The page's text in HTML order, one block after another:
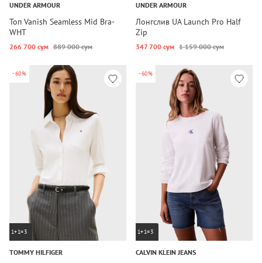
UNDER ARMOUR
Топ Vanish Seamless Mid Bra-
WHT
266 700 сум 889 000 сум
UNDER ARMOUR
Лонгслив UA Launch Pro Half
Zip
347 700 сум 1 159 000 сум
-60%
1+1=3
TOMMY HILFIGER
-60%
1+1=3
CALVIN KLEIN JEANS